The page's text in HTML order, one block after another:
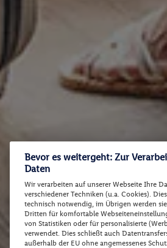
Bevor es weitergeht: Zur
Daten
Wir verarbeiten auf unserer Webseite Ihre
verschiedener Techniken (u.a. Cookies).
technisch notwendig, im Übrigen werden
Dritten für komfortable
von Statistiken oder für personalisierte
verwendet. Dies schließt auch
außerhalb der EU ohne angemessenes